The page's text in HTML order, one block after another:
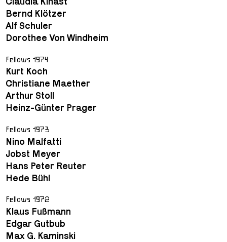
Bernd Klötzer
Alf Schuler
Dorothee Von Windheim
Fellows 1974
Kurt Koch
Christiane Maether
Arthur Stoll
Heinz-Günter Prager
Fellows 1973
Nino Malfatti
Jobst Meyer
Hans Peter Reuter
Hede Bühl
Fellows 1972
Klaus Fußmann
Edgar Gutbub
Max G. Kaminski